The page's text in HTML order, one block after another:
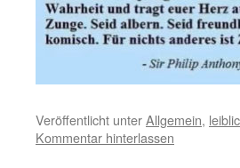
Veröffentlicht unterAllgemein,
Kommentar hinterlassen